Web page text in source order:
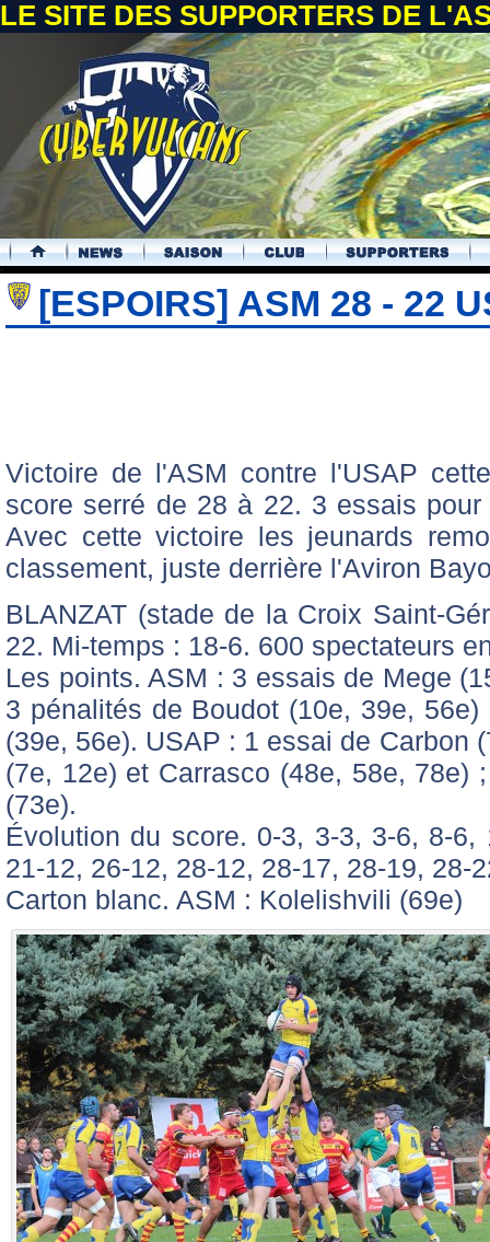
LE SITE DES SUPPORTERS DE
.
[ESPOIRS] ASM 28 - 22
Victoire de l'ASM contre l'USAP
score serré de 28 à 22. 3 essais
Avec cette victoire les jeunards
classement, juste derrière l'Aviron
BLANZAT (stade de la Croix Saint-
22. Mi-temps : 18-6. 600 spectateurs
Les points. ASM : 3 essais de Mege
3 pénalités de Boudot (10e, 39e,
(39e, 56e). USAP : 1 essai de Carbon
(7e, 12e) et Carrasco (48e, 58e, 78e)
(73e).
Évolution du score. 0-3, 3-3, 3-6, 8-
21-12, 26-12, 28-12, 28-17, 28-19, 28-
Carton blanc. ASM : Kolelishvili (69e)